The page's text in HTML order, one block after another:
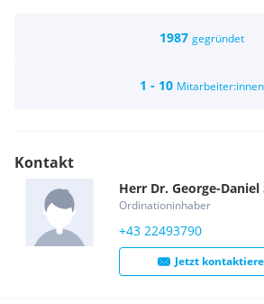
ausgiebiger Erfahrung in den Bereichen
Fortbildungsmöglichkeiten: Lehrgang
1987 gegründet
1 - 10 Mitarbeiter:innen
Kontakt
Herr Dr. George-Daniel
Ordinationinhaber
+43 22493790
Jetzt